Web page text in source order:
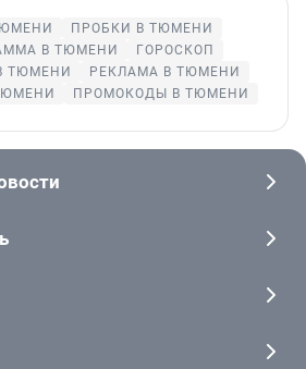
ПРОБКИ В ТЮМЕНИ
В ТЮМЕНИ
ГОРОСКОП
ТЮМЕНИ
РЕКЛАМА В ТЮМЕНИ
ПРОМОКОДЫ В ТЮМЕНИ